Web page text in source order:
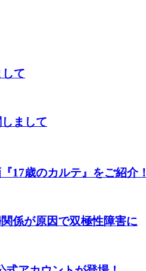
て
まして
17歳のカルテ』をご紹介！
係が原因で双極性障害に